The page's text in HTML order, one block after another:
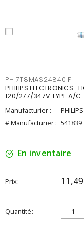
PHI7T8MAS24840IF
PHILIPS ELECTRONICS -
120/277/347V TYPE A/C
Manufacturier :
# Manufacturier : 541839
En inventaire
Prix
Quantité